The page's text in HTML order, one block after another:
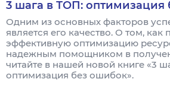
3 шага в ТОП: оптимизация
Одним из основных факторов
является его качество. О том, как
эффективную оптимизацию
надежным помощником в
читайте в нашей новой книге «3
оптимизация без ошибок».